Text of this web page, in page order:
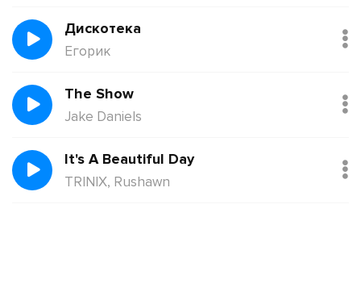
Дискотека
Егорик
The Show
Jake Daniels
It's A Beautiful Day
TRINIX, Rushawn